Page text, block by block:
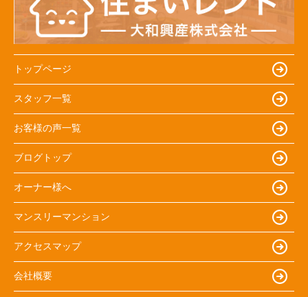
トップページ
スタッフ一覧
お客様の声一覧
ブログトップ
オーナー様へ
マンスリーマンション
アクセスマップ
会社概要